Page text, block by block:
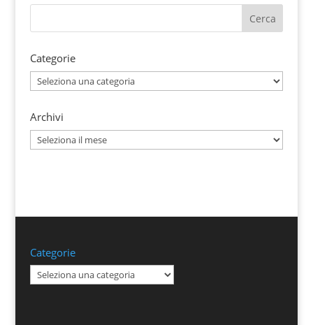
Categorie
Categorie
Archivi
Archivi
Categorie
Categorie